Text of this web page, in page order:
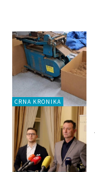
CRNA KRONIKA